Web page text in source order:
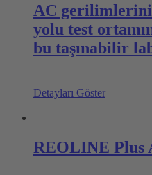
AC
yolu test
bu taşınabilir
Detayları Göster
REOLINE Plus